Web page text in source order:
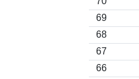
69
68
67
66